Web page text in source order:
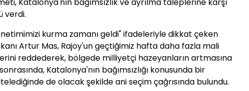
Katalonya'nın bağımsızlık ve ayrılma taleplerine karşı
verdi.
kurma zamanı geldi" ifadeleriyle dikkat çeken
Artur Mas, Rajoy'un geçtiğimiz hafta daha fazla mali
reddederek, bölgede milliyetçi hazeyanların artmasına
Katalonya'nın bağımsızlığı konusunda bir
de olacak şekilde ani seçim çağrısında bulundu.